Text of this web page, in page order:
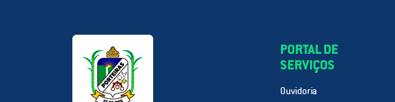
PORTAL DE
SERVIÇOS
Ouvidoria